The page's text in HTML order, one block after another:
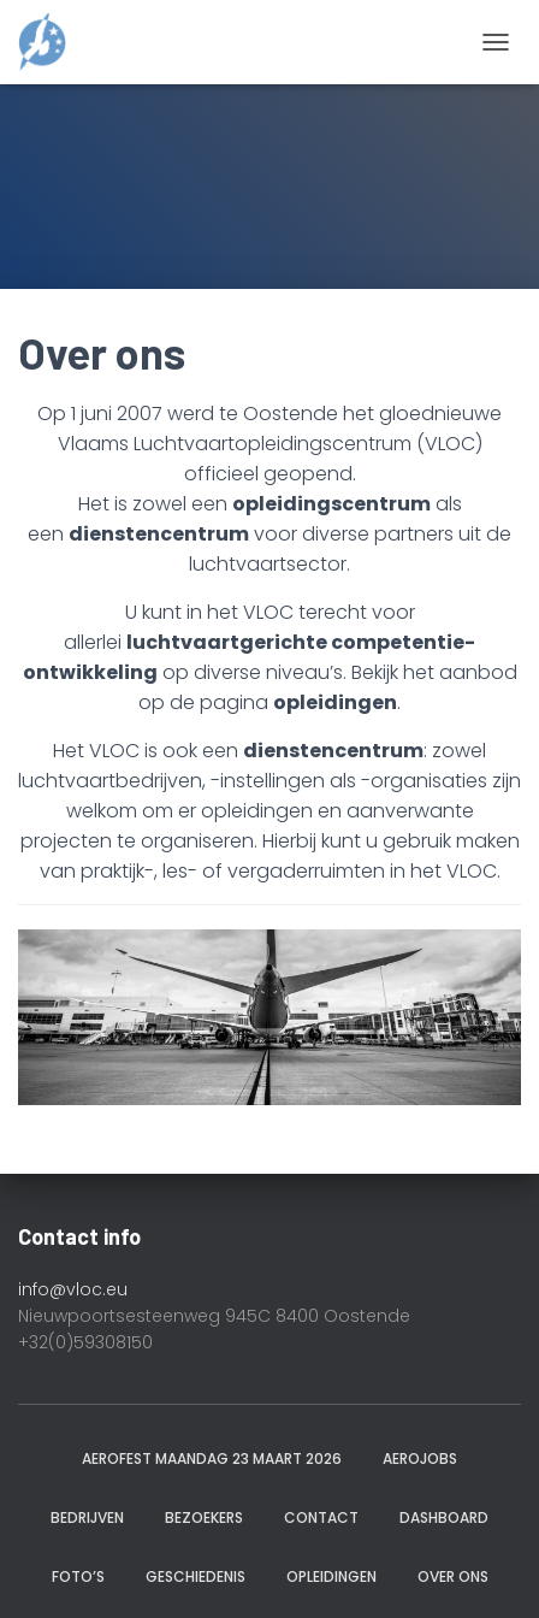
A
I
N
Over ons
Op 1 juni 2007 werd te Oostende het gloednieuwe
Vlaams Luchtvaartopleidingscentrum (VLOC)
officieel geopend.
Het is zowel een opleidingscentrumals
een dienstencentrumvoor diverse partners uit de
luchtvaartsector.
U kunt in het VLOC terecht voor
allerlei luchtvaartgerichte competentie-
ontwikkeling op diverse niveau’s. Bekijk het aanbod
op de pagina opleidingen.
Het VLOC is ook een dienstencentrum: zowel
luchtvaartbedrijven, -instellingen als -organisaties zijn
welkom om er opleidingen en aanverwante
projecten te organiseren. Hierbij kunt u gebruik maken
van praktijk-, les- of vergaderruimten in het VLOC.
Contact info
info@vloc.eu
Nieuwpoortsesteenweg 945C 8400 Oostende
+32(0)59308150
AEROFEST MAANDAG 23 MAART 2026 AEROJOBS
BEDRIJVEN BEZOEKERS CONTACT DASHBOARD
FOTO’S GESCHIEDENIS OPLEIDINGEN OVER ONS